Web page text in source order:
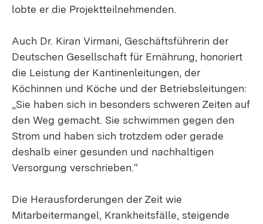
lobte er die Projektteilnehmenden.
Auch Dr. Kiran Virmani, Geschäftsführerin der
Deutschen Gesellschaft für Ernährung, honoriert
die Leistung der Kantinenleitungen, der
Köchinnen und Köche und der Betriebsleitungen:
„Sie haben sich in besonders schweren Zeiten auf
den Weg gemacht. Sie schwimmen gegen den
Strom und haben sich trotzdem oder gerade
deshalb einer gesunden und nachhaltigen
Versorgung verschrieben.“
Die Herausforderungen der Zeit wie
Mitarbeitermangel, Krankheitsfälle, steigende